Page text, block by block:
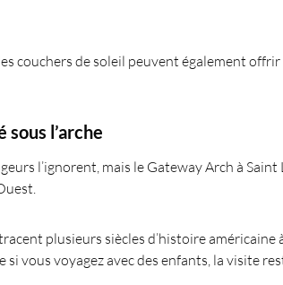
couchers de soleil peuvent également
sous l’arche
l’ignorent, mais le Gateway Arch à
plusieurs siècles d’histoire
si vous voyagez avec des enfants, la visite